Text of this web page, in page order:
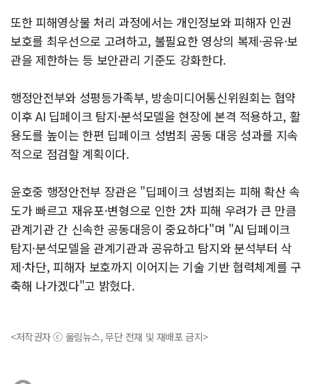
또한 피해영상물 처리 과정에서는 개인정보와 피해자 인권
보호를 최우선으로 고려하고, 불필요한 영상의 복제·공유·보
관을 제한하는 등 보안관리 기준도 강화한다.
행정안전부와 성평등가족부, 방송미디어통신위원회는 협약
이후 AI 딥페이크 탐지·분석모델을 현장에 본격 적용하고, 활
용도를 높이는 한편 딥페이크 성범죄 공동 대응 성과를 지속
적으로 점검할 계획이다.
윤호중 행정안전부 장관은 "딥페이크 성범죄는 피해 확산 속
도가 빠르고 재유포·변형으로 인한 2차 피해 우려가 큰 만큼
관계기관 간 신속한 공동대응이 중요하다"며 "AI 딥페이크
탐지·분석모델을 관계기관과 공유하고 탐지와 분석부터 삭
제·차단, 피해자 보호까지 이어지는 기술 기반 협력체계를 구
축해 나가겠다"고 밝혔다.
<저작권자 ⓒ 울림뉴스, 무단 전재 및 재배포 금지>